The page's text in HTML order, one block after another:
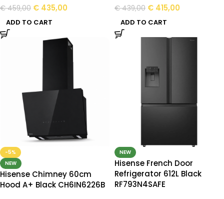
€459,00 € 435,00
ADD TO CART
€439,00 € 415,00
ADD TO CART
-5%
NEW
Hisense Chimney 60cm
Hood A+ Black CH6IN6226B
NEW
Hisense French Door
Refrigerator 612L Black
RF793N4SAFE